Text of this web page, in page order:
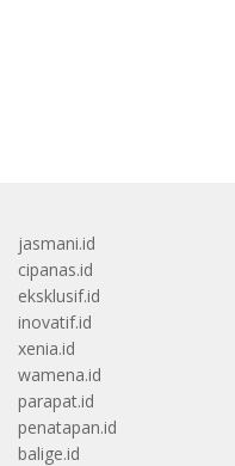
jasmani.id
cipanas.id
eksklusif.id
inovatif.id
xenia.id
wamena.id
parapat.id
penatapan.id
balige.id